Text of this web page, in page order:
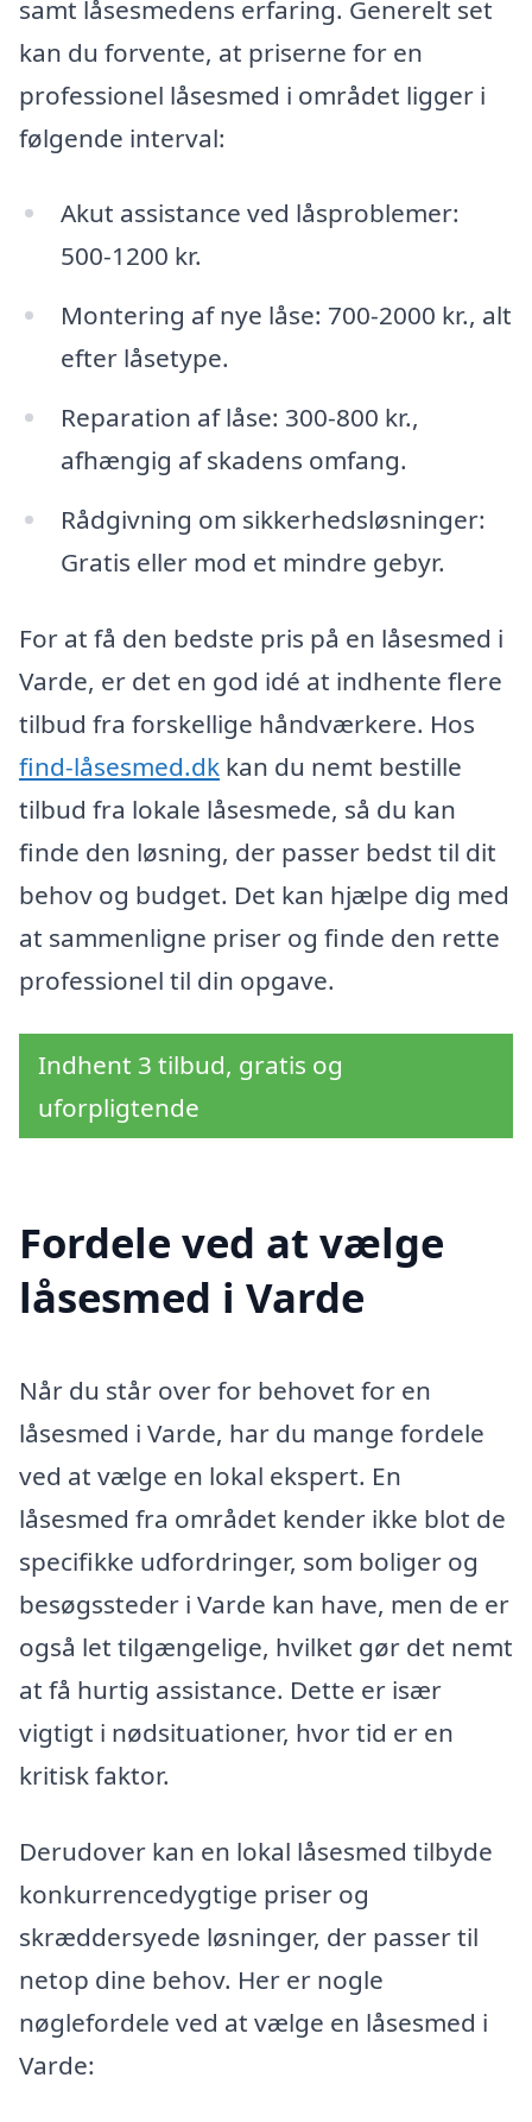
samt låsesmedens erfaring. Generelt set
kan du forvente, at priserne for en
professionel låsesmed i området ligger i
følgende interval:
Akut assistance ved låsproblemer:
500-1200 kr.
Montering af nye låse: 700-2000 kr., alt
efter låsetype.
Reparation af låse: 300-800 kr.,
afhængig af skadens omfang.
Rådgivning om sikkerhedsløsninger:
Gratis eller mod et mindre gebyr.
For at få den bedste pris på en låsesmed i
Varde, er det en god idé at indhente flere
tilbud fra forskellige håndværkere. Hos
find-låsesmed.dk kan du nemt bestille
tilbud fra lokale låsesmede, så du kan
finde den løsning, der passer bedst til dit
behov og budget. Det kan hjælpe dig med
at sammenligne priser og finde den rette
professionel til din opgave.
Indhent 3 tilbud, gratis og
uforpligtende
Fordele ved at vælge
låsesmed i Varde
Når du står over for behovet for en
låsesmed i Varde, har du mange fordele
ved at vælge en lokal ekspert. En
låsesmed fra området kender ikke blot de
specifikke udfordringer, som boliger og
besøgssteder i Varde kan have, men de er
også let tilgængelige, hvilket gør det nemt
at få hurtig assistance. Dette er især
vigtigt i nødsituationer, hvor tid er en
kritisk faktor.
Derudover kan en lokal låsesmed tilbyde
konkurrencedygtige priser og
skræddersyede løsninger, der passer til
netop dine behov. Her er nogle
nøglefordele ved at vælge en låsesmed i
Varde: